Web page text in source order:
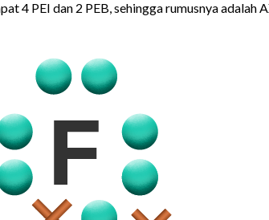
4 PEI dan 2 PEB, sehingga rumusnya